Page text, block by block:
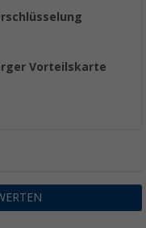
Vorteilskarte